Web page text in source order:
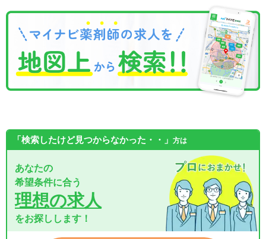
「検索したけど見つからなかった・・」 方は
あなたの
希望条件に合う
理想の求人
をお探しします！